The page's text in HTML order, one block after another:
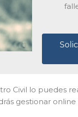
Civil lo puedes
gestionar